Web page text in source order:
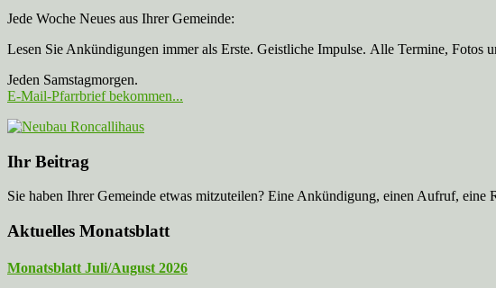
Jede Woche Neues aus Ihrer Gemeinde:
Lesen Sie Ankündigungen immer als Erste. Geistliche Impulse. Alle Termine, Fotos
Jeden Samstagmorgen.
E-Mail-Pfarrbrief bekommen...
Ihr Beitrag
Sie haben Ihrer Gemeinde etwas mitzuteilen? Eine Ankündigung, einen Aufruf, eine
Aktuelles Monatsblatt
Monatsblatt Juli/August 2026